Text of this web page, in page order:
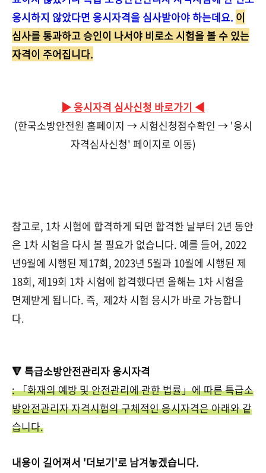
응시하지 않았다면 응시자격을 심사받아야 하는데요. 이
심사를 통과하고 승인이 나서야 비로소 시험을 볼 수 있는
자격이 주어집니다.
▶ 응시자격 심사신청 바로가기 ◀
(한국소방안전원 홈페이지 → 시험신청점수확인 → '응시
자격심사신청' 페이지로 이동)
참고로, 1차 시험에 합격하게 되면 합격한 날부터 2년 동안
은 1차 시험을 다시 볼 필요가 없습니다. 예를 들어, 2022
년9월에 시행된 제17회, 2023년 5월과 10월에 시행된 제
18회, 제19회 1차 시험에 합격했다면 올해는 1차 시험을
면제받게 됩니다. 즉, 제2차 시험 응시가 바로 가능합니
다.
🔻 특급소방안전관리자 응시자격
: 「화재의 예방 및 안전관리에 관한 법률」에 따른 특급소
방안전관리자 자격시험의 구체적인 응시자격은 아래와 같
습니다.
내용이 길어져서 '더보기'로 남겨놓겠습니다.